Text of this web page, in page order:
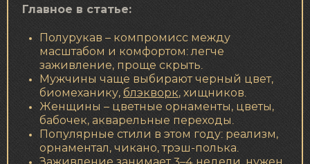
Главное в статье:
Полурукав – компромисс между
масштабом и комфортом: легче
заживление, проще скрыть.
Мужчины чаще выбирают черный цвет,
биомеханику,блэкворк, хищников.
Женщины – цветные орнаменты, цветы,
бабочек, акварельные переходы.
Популярные стили в этом году: реализм,
орнаментал, чикано, трэш-полька.
Заживление занимает 3–4 недели, нужен